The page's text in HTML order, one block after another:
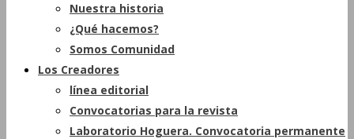
Nuestra historia
¿Qué hacemos?
Somos Comunidad
Los Creadores
línea editorial
Convocatorias para la revista
Laboratorio Hoguera. Convocatoria permanente